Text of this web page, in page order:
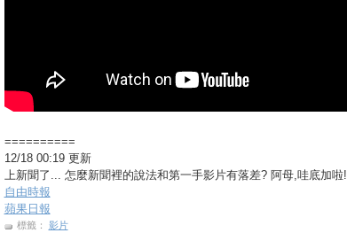
==========
12/18 00:19 更新
上新聞了... 怎麼新聞裡的說法和第一手影片有落差? 阿母,哇底加啦!
自由時報
蘋果日報
標籤： 影片